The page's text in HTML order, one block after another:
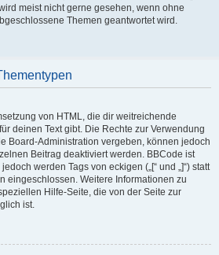
meist nicht gerne gesehen, wenn ohne
Themen geantwortet wird.
von HTML, die dir weitreichende
deinen Text gibt. Die Rechte zur Verwendung
Board-Administration vergeben, können jedoch
Beitrag deaktiviert werden. BBCode ist
werden Tags von eckigen („[“ und „]“) statt
eingeschlossen. Weitere Informationen zu
Hilfe-Seite, die von der Seite zur
ist.